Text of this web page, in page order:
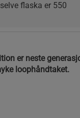
flaska er 550
er neste
loophåndtaket.